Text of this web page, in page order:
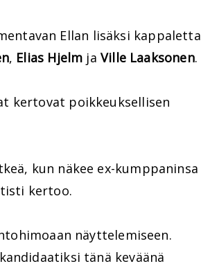
Ellan lisäksi kappaletta
, Elias Hjelm jaVille Laaksonen.
kertovat poikkeuksellisen
kun näkee ex-kumppaninsa
kertoo.
näyttelemiseen.
tänä keväänä